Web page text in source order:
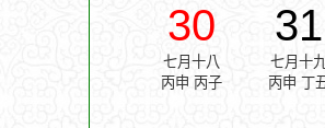
30
七月十八
丙申 丙子
31
七月十
丙申 丁